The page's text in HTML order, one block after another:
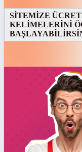
SİTEMİZE
KELİMELERİNİ